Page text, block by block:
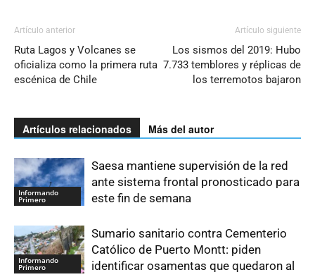
Artículo anterior
Ruta Lagos y Volcanes se
oficializa como la primera ruta
escénica de Chile
Artículo siguiente
Los sismos del 2019: Hubo
7.733 temblores y réplicas de
los terremotos bajaron
Artículos relacionados Más del autor
Informando
Primero
Saesa mantiene supervisión de la red
ante sistema frontal pronosticado para
este fin de semana
Informando
Primero
Sumario sanitario contra Cementerio
Católico de Puerto Montt: piden
identificar osamentas que quedaron al